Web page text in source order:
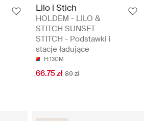
Lilo i Stich
HOLDEM - LILO &
STITCH SUNSET
STITCH - Podstawki i
stacje ładujące
H:13CM
66.75 zł 89 zł